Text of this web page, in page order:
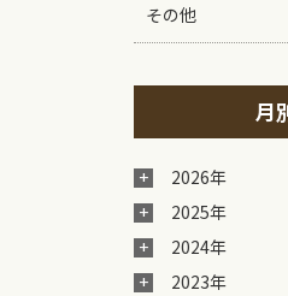
その他
月
2026年
2025年
2024年
2023年